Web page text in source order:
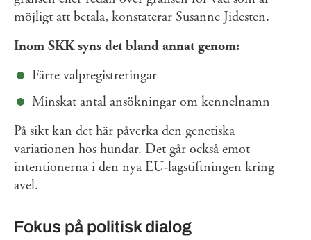
möjligt att betala, konstaterar Susanne Jidesten.
Inom SKK syns det bland annat genom:
Färre valpregistreringar
Minskat antal ansökningar om kennelnamn
På sikt kan det här påverka den genetiska
variationen hos hundar. Det går också emot
intentionerna i den nya EU-lagstiftningen kring
avel.
Fokus på politisk dialog